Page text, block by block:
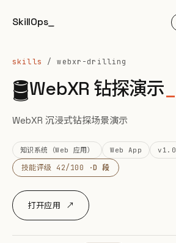
SkillOps_
skills / webxr-drilling
🛢️WebXR 钻探演示
WebXR 沉浸式钻探场景演示
知识系统（Web 应用） Web App v1.0
技能评级 42/100 ·D 段
打开应用 ↗